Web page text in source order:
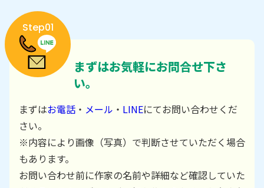
Step01
まずはお気軽にお問合せ下さ
い。
まずはお電話 ・ メール ・ LINEにてお問い合わせくだ
さい。
※内容により画像（写真）で判断させていただく場合
もあります。
お問い合わせ前に作家の名前や詳細など確認していた